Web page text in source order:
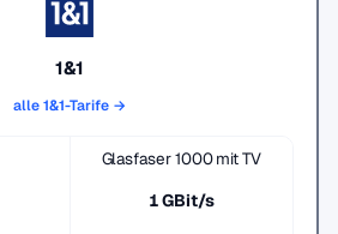
1&1
alle 1&1-Tarife →
Glasfaser 1000 mit TV
1 GBit/s